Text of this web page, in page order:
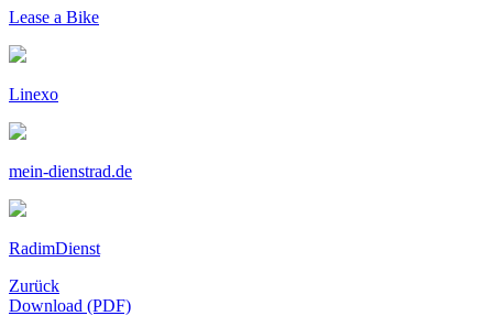
Lease a Bike
Linexo
mein-dienstrad.de
RadimDienst
Zurück
Download (PDF)